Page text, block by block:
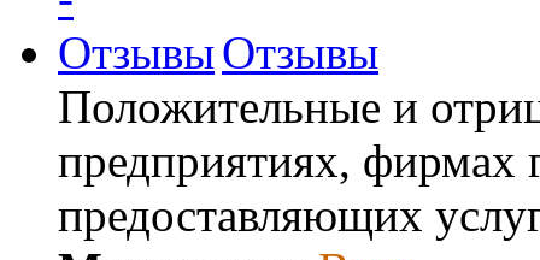
Отзывы
Положительные и
предприятиях, фирмах
предоставляющих